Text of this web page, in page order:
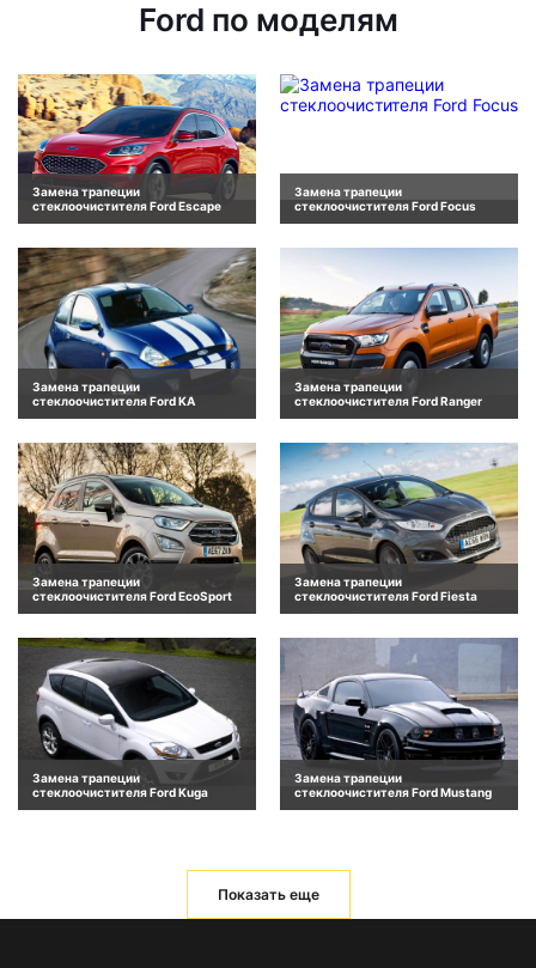
Ford по моделям
Замена трапеции
стеклоочистителя Ford Escape
Замена трапеции
стеклоочистителя Ford Focus
Замена трапеции
стеклоочистителя Ford KA
Замена трапеции
стеклоочистителя Ford Ranger
Замена трапеции
стеклоочистителя Ford EcoSport
Замена трапеции
стеклоочистителя Ford Fiesta
Замена трапеции
стеклоочистителя Ford Kuga
Замена трапеции
стеклоочистителя Ford Mustang
Показать еще